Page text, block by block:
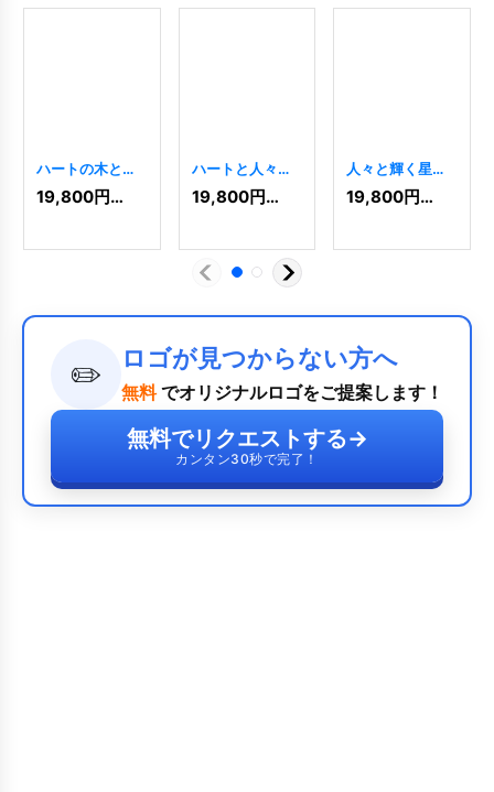
ハートの木と星
が輝くロゴ
[9041]
19,800円(税込)
ハートと人々の
ロゴ[2214]
19,800円(税込)
人々と輝く星の
ロゴ[9426
19,800円(税込)
✏️ ロゴが見つからない方へ
無料 でオリジナルロゴをご提案します！
無料でリクエストする→
カンタン30秒で完了！